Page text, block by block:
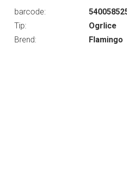
barcode:
Tip:
Ogrlice
Brend:
Flamingo